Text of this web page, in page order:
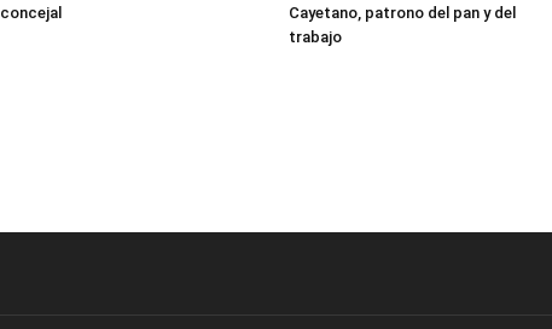
concejal
Cayetano, patrono del pan y del
trabajo